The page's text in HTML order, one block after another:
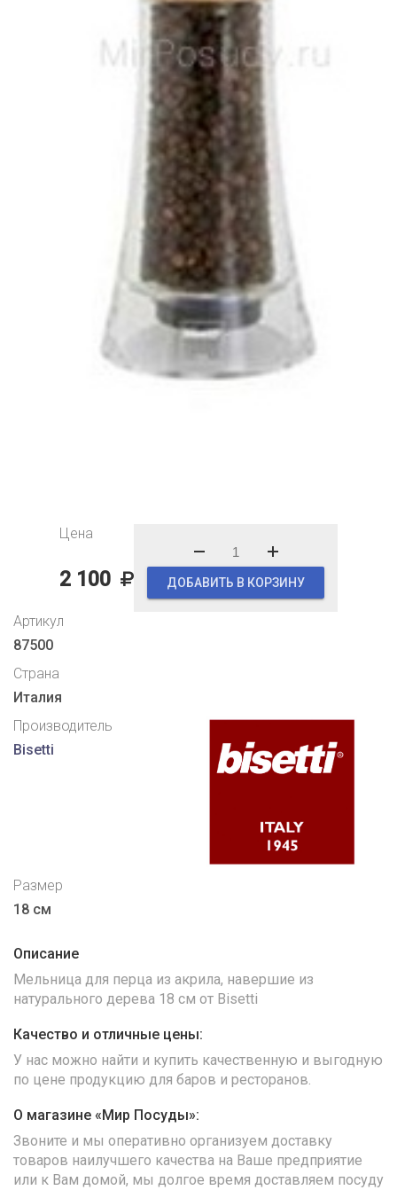
Цена
2 100 ДОБАВИТЬ В КОРЗИНУ
Артикул
87500
Страна
Италия
Производитель
Bisetti
Размер
18 см
Описание
Мельница для перца из акрила, навершие из
натурального дерева 18 см от Bisetti
Качество и отличные цены:
У нас можно найти и купить качественную и выгодную
по цене продукцию для баров и ресторанов.
О магазине «Мир Посуды»:
Звоните и мы оперативно организуем доставку
товаров наилучшего качества на Ваше предприятие
или к Вам домой, мы долгое время доставляем посуду